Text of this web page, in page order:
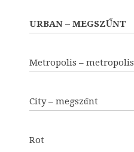
URBAN – MEGSZŰNT
Metropolis – metropolis
City – megszűnt
Rot